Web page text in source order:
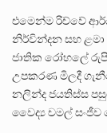
එමෙන්ම රිච්වේ
නිර්වින්දන සහ
ජාතික රෝහලේ
උපකරණ මිලදී
නලින්ද ජයතිස්ස
වෛද්‍ය චමල් සංජීව